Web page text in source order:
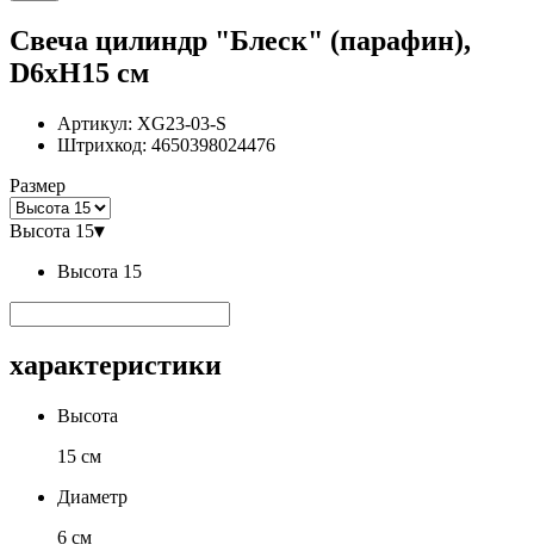
Свеча цилиндр "Блеск" (парафин),
D6xH15 см
Артикул: XG23-03-S
Штрихкод: 4650398024476
Размер
Высота 15▾
Высота 15
характеристики
Высота
15 см
Диаметр
6 см